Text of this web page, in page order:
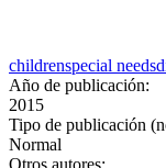
childrenspecial needs
Año de publicación:
2015
Tipo de publicación
Normal
Otros autores: